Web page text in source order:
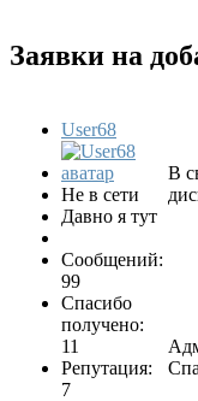
Заявки на
User68
Не в сети
Давно я тут
Сообщений:
99
Спасибо
получено:
11
Репутация:
7
В